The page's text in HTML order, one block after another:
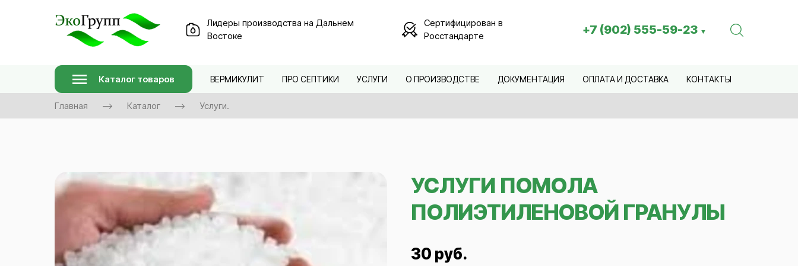
Лидеры производства на Дальнем
Востоке
Сертифицирован в
Росстандарте
+7 (902) 555-59-23 ▼
Каталог товаров ВЕРМИКУЛИТ ПРО СЕПТИКИ УСЛУГИ О ПРОИЗВОДСТВЕ ДОКУМЕНТАЦИЯ ОПЛАТА И ДОСТАВКА КОНТАКТЫ
Главная Каталог Услуги.
УСЛУГИ ПОМОЛА
ПОЛИЭТИЛЕНОВОЙ ГРАНУЛЫ
30 руб.